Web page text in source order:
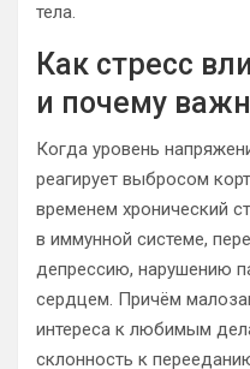
тела.
Как стресс
и почему
Когда уровень
реагирует выбросом
временем хронический
в иммунной системе,
депрессию, нарушению
сердцем. Причём
интереса к любимым
склонность к